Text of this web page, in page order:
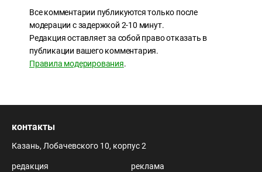
Все комментарии публикуются только после
модерации с задержкой 2-10 минут.
Редакция оставляет за собой право отказать в
публикации вашего комментария.
Правила модерирования.
контакты
Казань, Лобачевского 10, корпус 2
редакция
реклама